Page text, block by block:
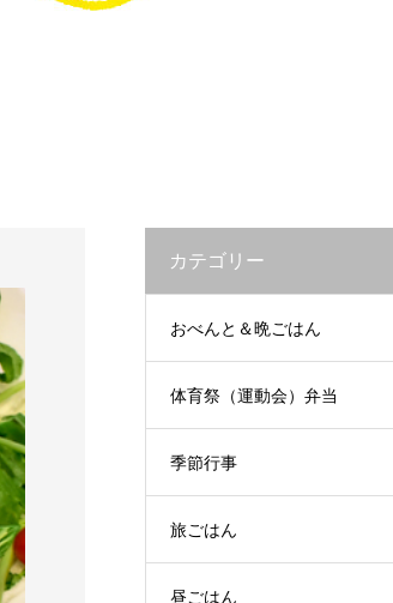
カテゴリー
おべんと＆晩ごはん
体育祭（運動会）弁当
季節行事
旅ごはん
昼ごはん